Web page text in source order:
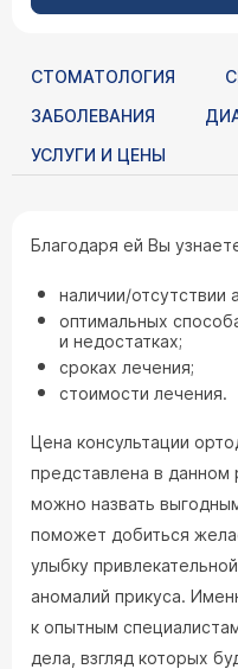
СТОМАТОЛОГИЯ
ЗАБОЛЕВАНИЯ
УСЛУГИ И ЦЕНЫ
Благодаря ей Вы
наличии/отсутствии
оптимальных
и недостатках;
сроках лечения;
стоимости лечения.
Цена консультации
представлена в данном
можно назвать
поможет добиться
улыбку
аномалий прикуса.
к опытным
дела, взгляд которых